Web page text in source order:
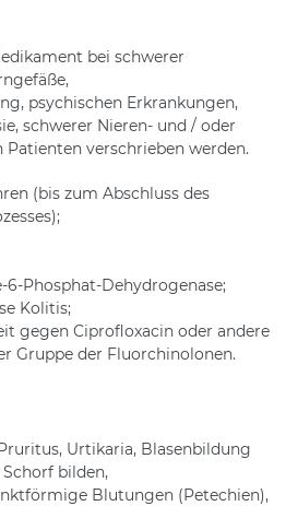
bei schwerer
psychischen Erkrankungen,
schwerer Nieren- und / oder
Patienten verschrieben werden.
(bis zum Abschluss des
6-Phosphat-Dehydrogenase;
Kolitis;
gegen Ciprofloxacin oder andere
Gruppe der Fluorchinolonen.
Urtikaria, Blasenbildung
bilden,
Blutungen (Petechien),